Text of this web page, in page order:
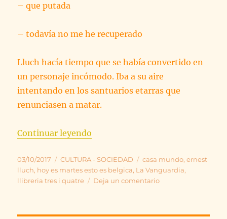
– que putada
– todavía no me he recuperado
Lluch hacía tiempo que se había convertido en
un personaje incómodo. Iba a su aire
intentando en los santuarios etarras que
renunciasen a matar.
Continuar leyendo
Publicado
el
03/10/2017 Categorías
CULTURA - SOCIEDAD Etiquetas
casa mundo,ernest
lluch, hoy es martes esto es belgica, La Vanguardia,
llibreria tres i quatre
Deja un comentarioen